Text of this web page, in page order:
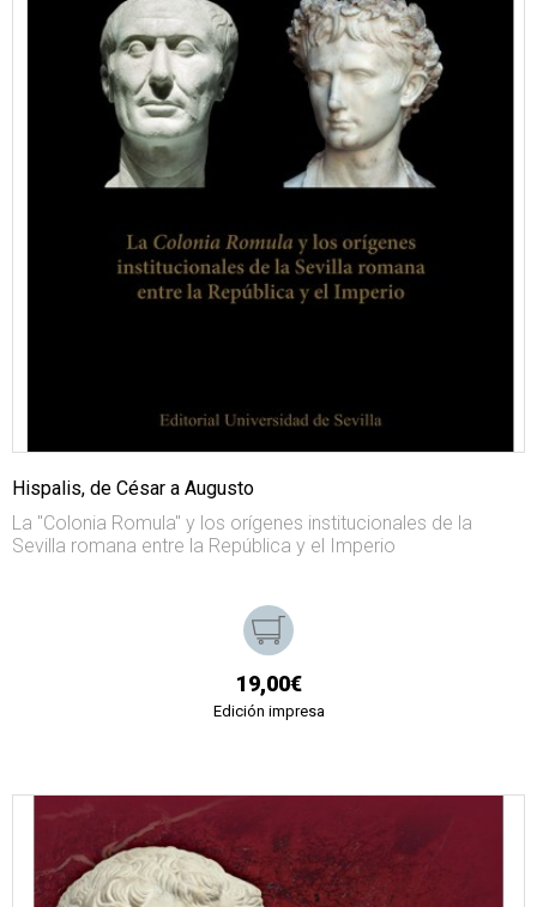
Hispalis, de César a Augusto
La "Colonia Romula" y los orígenes institucionales de la
Sevilla romana entre la República y el Imperio
19,00€
Edición impresa